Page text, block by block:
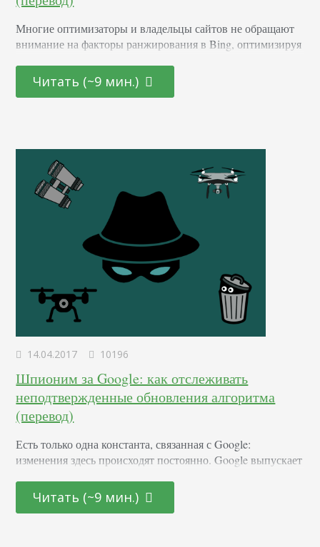
Многие оптимизаторы и владельцы сайтов не обращают
внимание на факторы ранжирования в Bing, оптимизируя
несколько лет доля рынка Bing медленно, но верно
увеличивалась по мере того, как Microsoft предпринимал
Читать (~9 мин.)
14.04.2017 10196
Шпионим за Google: как отслеживать
неподтвержденные обновления алгоритма
(перевод)
Есть только одна константа, связанная с Google:
изменения здесь происходят постоянно. Google выпускает
крупные, большинство незначительные. Иногда Google
выпускает несколько обновлений поискового алгоритма
Читать (~9 мин.)